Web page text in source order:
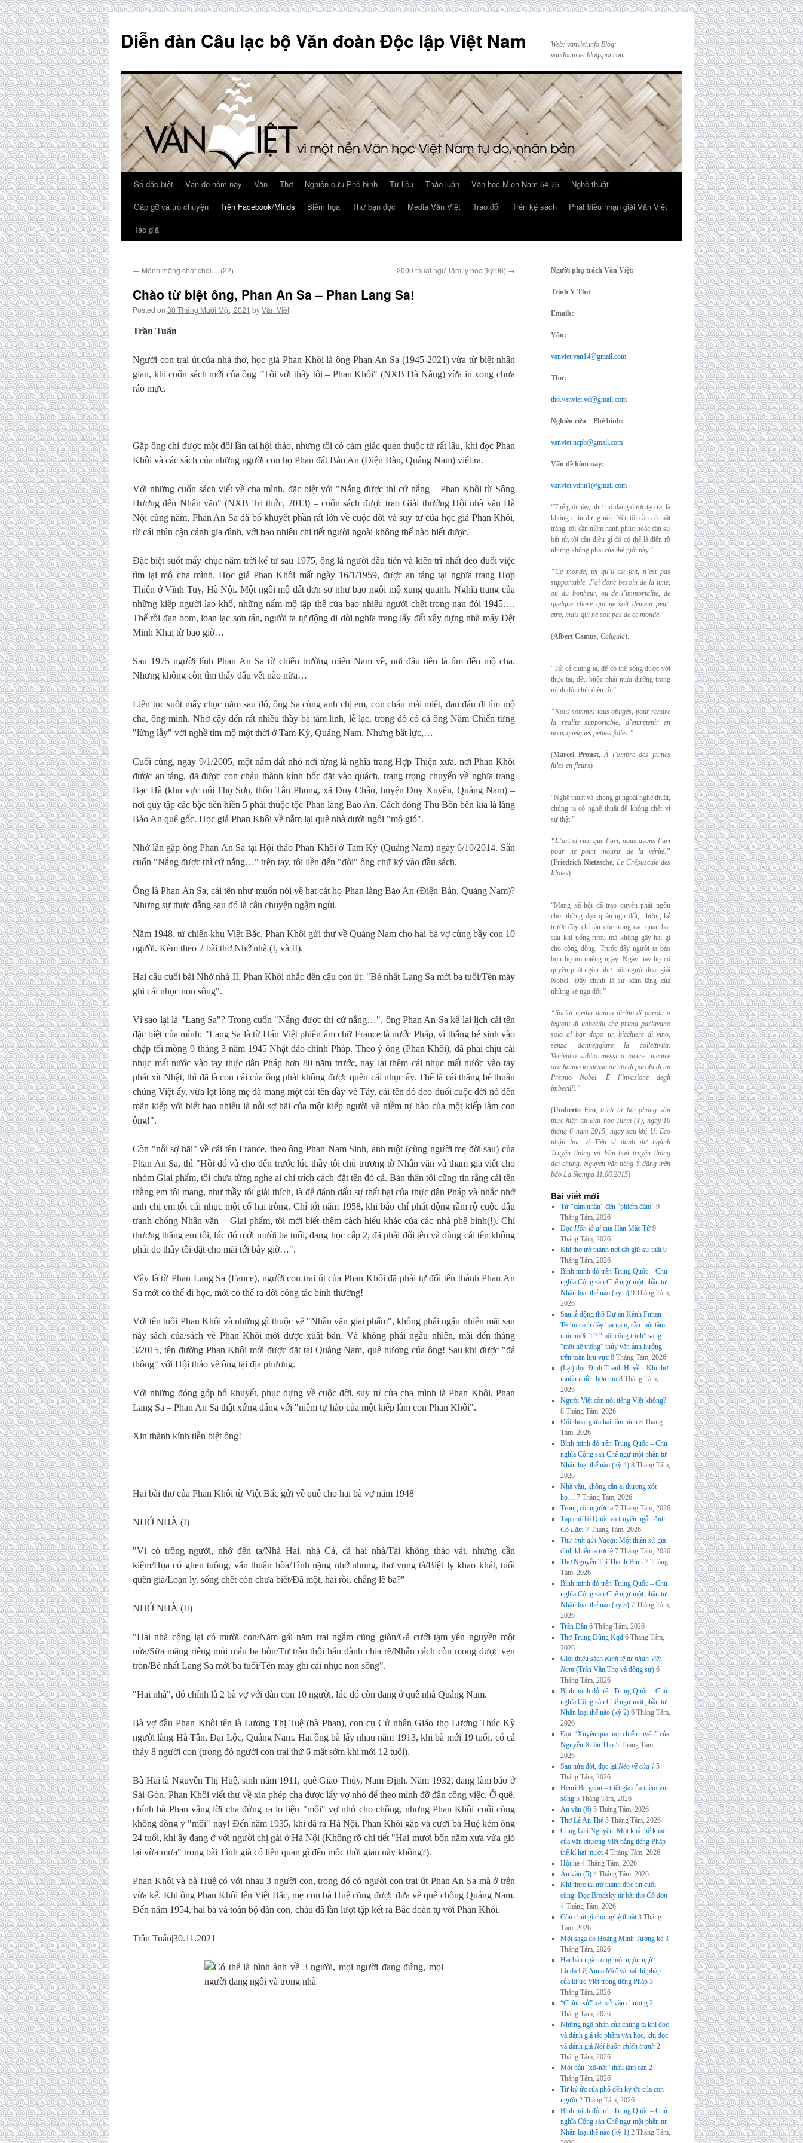
content
Diễn đàn Câu lạc bộ Văn đoàn Độc lập Việt Nam
Web: vanviet.info Blog:
vandoanviet.blogspot.com
Số đặc biệt Vấn đề hôm nay Văn Thơ Nghiên cứu Phê bình Tư liệu Thảo luận Văn học Miền Nam 54-75
Nghệ thuật
Gặp gỡ và trò chuyện
Trên Facebook/Minds Biếm họa Thư bạn đọc Media Văn Việt Trao đổi Trên kệ sách
Phát biểu nhận giải Văn Việt
Tác giả
← Mênh mông chật chội… (22) 2000 thuật ngữ Tâm lý học (kỳ 96) →
Chào từ biệt ông, Phan An Sa – Phan Lang Sa!
Posted on 30 Tháng Mười Một, 2021 byVăn Việt
Trần Tuấn
Người con trai út của nhà thơ, học giả Phan Khôi là ông Phan An Sa (1945-2021) vừa từ biệt nhân
gian, khi cuốn sách mới của ông "Tôi với thầy tôi – Phan Khôi" (NXB Đà Nẵng) vừa in xong chưa
ráo mực.
Gặp ông chỉ được một đôi lần tại hội thảo, nhưng tôi có cảm giác quen thuộc từ rất lâu, khi đọc Phan
Khôi và các sách của những người con họ Phan đất Bảo An (Điện Bàn, Quảng Nam) viết ra.
Với những cuốn sách viết về cha mình, đặc biệt với "Nắng được thì cứ nắng – Phan Khôi từ Sông
Hương đến Nhân văn" (NXB Tri thức, 2013) – cuốn sách được trao Giải thưởng Hội nhà văn Hà
Nội cùng năm, Phan An Sa đã bổ khuyết phần rất lớn về cuộc đời và suy tư của học giả Phan Khôi,
từ cái nhìn cận cảnh gia đình, với bao nhiêu chi tiết người ngoài không thể nào biết được.
Đặc biệt suốt mấy chục năm trời kể từ sau 1975, ông là người đầu tiên và kiên trì nhất đeo đuổi việc
tìm lại mộ cha mình. Học giả Phan Khôi mất ngày 16/1/1959, được an táng tại nghĩa trang Hợp
Thiện ở Vĩnh Tuy, Hà Nội. Một ngôi mộ đất đơn sơ như bao ngôi mộ xung quanh. Nghĩa trang của
những kiếp người lao khổ, những nấm mộ tập thể của bao nhiêu người chết trong nạn đói 1945….
Thế rồi đạn bom, loạn lạc sơn tán, người ta tự động di dời nghĩa trang lấy đất xây dựng nhà máy Dệt
Minh Khai từ bao giờ…
Sau 1975 người lính Phan An Sa từ chiến trường miền Nam về, nơi đầu tiên là tìm đến mộ cha.
Nhưng không còn tìm thấy dấu vết nào nữa…
Liên tục suốt mấy chục năm sau đó, ông Sa cùng anh chị em, con cháu mải miết, đau đáu đi tìm mộ
cha, ông mình. Nhờ cậy đến rất nhiều thầy bà tâm linh, lễ lạc, trong đó có cả ông Năm Chiến từng
"lừng lẫy" với nghề tìm mộ một thời ở Tam Kỳ, Quảng Nam. Nhưng bất lực,…
Cuối cùng, ngày 9/1/2005, một nắm đất nhỏ nơi từng là nghĩa trang Hợp Thiện xưa, nơi Phan Khôi
được an táng, đã được con cháu thành kính bốc đặt vào quách, trang trọng chuyển về nghĩa trang
Bạc Hà (khu vực núi Thọ Sơn, thôn Tân Phong, xã Duy Châu, huyện Duy Xuyên, Quảng Nam) –
nơi quy tập các bậc tiền hiền 5 phái thuộc tộc Phan làng Bảo An. Cách dòng Thu Bồn bên kia là làng
Bảo An quê gốc. Học giả Phan Khôi về nằm lại quê nhà dưới ngôi "mộ gió".
Nhớ lần gặp ông Phan An Sa tại Hội thảo Phan Khôi ở Tam Kỳ (Quảng Nam) ngày 6/10/2014. Sẵn
cuốn "Nắng được thì cứ nắng…" trên tay, tôi liền đến "đòi" ông chữ ký vào đầu sách.
Ông là Phan An Sa, cái tên như muốn nói về hạt cát họ Phan làng Bảo An (Điện Bàn, Quảng Nam)?
Nhưng sự thực đằng sau đó là câu chuyện ngậm ngùi.
Năm 1948, từ chiến khu Việt Bắc, Phan Khôi gửi thư về Quảng Nam cho hai bà vợ cùng bầy con 10
người. Kèm theo 2 bài thơ Nhớ nhà (I, và II).
Hai câu cuối bài Nhớ nhà II, Phan Khôi nhắc đến cậu con út: "Bé nhất Lang Sa mới ba tuổi/Tên mày
ghi cái nhục non sông".
Vì sao lại là "Lang Sa"? Trong cuốn "Nắng được thì cứ nắng…", ông Phan An Sa kể lai lịch cái tên
đặc biệt của mình: "Lang Sa là từ Hán Việt phiên âm chữ France là nước Pháp, vì thằng bé sinh vào
chập tối mồng 9 tháng 3 năm 1945 Nhật đảo chính Pháp. Theo ý ông (Phan Khôi), đã phải chịu cái
nhục mất nước vào tay thực dân Pháp hơn 80 năm trước, nay lại thêm cái nhục mất nước vào tay
phát xít Nhật, thì đã là con cái của ông phải không được quên cái nhục ấy. Thế là cái thằng bé thuần
chủng Việt ấy, vừa lọt lòng mẹ đã mang một cái tên đầy vẻ Tây, cái tên đó đeo đuổi cuộc đời nó đến
mãn kiếp với biết bao nhiêu là nỗi sợ hãi của một kiếp người và niềm tự hào của một kiếp làm con
ông!".
Còn "nỗi sợ hãi" về cái tên France, theo ông Phan Nam Sinh, anh ruột (cùng người mẹ đời sau) của
Phan An Sa, thì "Hồi đó và cho đến trước lúc thầy tôi chủ trương tờ Nhân văn và tham gia viết cho
nhóm Giai phẩm, tôi chưa từng nghe ai chỉ trích cách đặt tên đó cả. Bản thân tôi cũng tin rằng cái tên
thằng em tôi mang, như thầy tôi giải thích, là để đánh dấu sự thất bại của thực dân Pháp và nhắc nhở
anh chị em tôi cái nhục một cổ hai tròng. Chỉ tới năm 1958, khi báo chí phát động rầm rộ cuộc đấu
tranh chống Nhân văn – Giai phẩm, tôi mới biết thêm cách hiểu khác của các nhà phê bình(!). Chỉ
thương thằng em tôi, lúc đó mới mười ba tuổi, đang học cấp 2, đã phải đổi tên và dùng cái tên không
phải do thầy tôi đặt cho mãi tới bây giờ…".
Vậy là từ Phan Lang Sa (Fance), người con trai út của Phan Khôi đã phải tự đổi tên thành Phan An
Sa mới có thể đi học, mới có thể ra đời công tác bình thường!
Với tên tuổi Phan Khôi và những gì thuộc về "Nhân văn giai phẩm", không phải ngẫu nhiên mãi sau
này sách của/sách về Phan Khôi mới được xuất bản. Và không phải ngẫu nhiên, mãi đến tháng
3/2015, tên đường Phan Khôi mới được đặt tại Quảng Nam, quê hương của ông! Sau khi được "đả
thông" với Hội thảo về ông tại địa phương.
Với những đóng góp bổ khuyết, phục dựng về cuộc đời, suy tư của cha mình là Phan Khôi, Phan
Lang Sa – Phan An Sa thật xứng đáng với "niềm tự hào của một kiếp làm con Phan Khôi".
Xin thành kính tiễn biệt ông!
Hai bài thơ của Phan Khôi từ Việt Bắc gửi về quê cho hai bà vợ năm 1948
NHỚ NHÀ (I)
"Vì có trông người, nhớ đến ta/Nhà Hai, nhà Cả, cả hai nhà/Tài không tháo vát, nhưng cần
kiệm/Họa có ghen tuông, vẫn thuận hòa/Tình nặng nhớ nhung, thơ vụng tả/Biệt ly khao khát, tuổi
quên già/Loạn ly, sống chết còn chưa biết/Đã một, hai rồi, chẳng lẽ ba?"
NHỚ NHÀ (II)
"Hai nhà cộng lại có mười con/Năm gái năm trai ngắm cũng giòn/Gả cưới tạm yên nguyền một
nửa/Sữa măng riêng mủi máu ba hòn/Tư trào thôi hẳn đành chia rẽ/Nhân cách còn mong được vẹn
tròn/Bé nhất Lang Sa mới ba tuổi/Tên mày ghi cái nhục non sông".
"Hai nhà", đó chính là 2 bà vợ với đàn con 10 người, lúc đó còn đang ở quê nhà Quảng Nam.
Bà vợ đầu Phan Khôi tên là Lương Thị Tuệ (bà Phan), con cụ Cử nhân Giáo thọ Lương Thúc Kỳ
người làng Hà Tân, Đại Lộc, Quảng Nam. Hai ông bà lấy nhau năm 1913, khi bà mới 19 tuổi, có cả
thảy 8 người con (trong đó người con trai thứ 6 mất sớm khi mới 12 tuổi).
Bà Hai là Nguyễn Thị Huệ, sinh năm 1911, quê Giao Thủy, Nam Định. Năm 1932, đang làm báo ở
Sài Gòn, Phan Khôi viết thư về xin phép cha được lấy vợ nhỏ để theo mình đỡ đần công việc. Ở quê,
chính bà Phan vâng lời cha đứng ra lo liệu "mối" vợ nhỏ cho chồng, nhưng Phan Khôi cuối cùng
không đồng ý "mối" này! Đến năm 1935, khi đã ra Hà Nội, Phan Khôi gặp và cưới bà Huệ kém ông
24 tuổi, khi ấy đang ở với người chị gái ở Hà Nội (Không rõ chi tiết "Hai mươi bốn năm xưa vừa gió
lại vừa mưa" trong bài Tình già có liên quan gì đến mốc thời gian này không?).
Phan Khôi và bà Huệ có với nhau 3 người con, trong đó có người con trai út Phan An Sa mà ở trên
vừa kể. Khi ông Phan Khôi lên Việt Bắc, mẹ con bà Huệ cũng được đưa về quê chồng Quảng Nam.
Đến năm 1954, hai bà và toàn bộ đàn con, cháu đã lần lượt tập kết ra Bắc đoàn tụ với Phan Khôi.
Trần Tuấn|30.11.2021
Người phụ trách Văn Việt:
Trịnh Y Thư
Emails:
Văn:
vanviet.van14@gmail.com
Thơ:
tho.vanviet.vd@gmail.com
Nghiên cứu – Phê bình:
vanviet.ncpb@gmail.com
Vấn đề hôm nay:
vanviet.vdhn1@gmail.com
“Thế giới này, như nó đang được tạo ra, là
không chịu đựng nổi. Nên tôi cần có mặt
trăng, tôi cần niềm hạnh phúc hoặc cần sự
bất tử, tôi cần điều gì đó có thể là điên rồ
nhưng không phải của thế giới này.”
“Ce monde, tel qu’il est fait, n’est pas
supportable. J’ai donc besoin de la lune,
ou du bonheur, ou de l’immortalité, de
quelque chose qui ne soit dement peut-
etre, mais qui ne soit pas de ce monde.”
(Albert Camus, Caligula).
.
“Tất cả chúng ta, để có thể sống được với
thực tại, đều buộc phải nuôi dưỡng trong
mình đôi chút điên rồ.”
“Nous sommes tous obligés, pour rendre
la realite supportable, d’entretenir en
nous quelques petites folies.”
(Marcel Proust,À l’ombre des jeunes
filles en fleurs)
.
“Nghệ thuật và không gì ngoài nghệ thuật,
chúng ta có nghệ thuật để không chết vì
sự thật.”
“L’art et rien que l’art, nous avons l’art
pour ne point mourir de la vérité.”
(Friedrich Nietzsche, Le Crépuscule des
Idoles)
.
“Mạng xã hội đã trao quyền phát ngôn
cho những đạo quân ngu dốt, những kẻ
trước đây chỉ tán dóc trong các quán bar
sau khi uống rượu mà không gây hại gì
cho cộng đồng. Trước đây người ta bảo
bọn họ im miệng ngay. Ngày nay họ có
quyền phát ngôn như một người đoạt giải
Nobel. Đây chính là sự xâm lăng của
những kẻ ngu dốt.”
“Social media danno diritto di parola a
legioni di imbecilli che prima parlavano
solo albar dopo un bicchiere di vino,
senza danneggiare la collettività.
Venivano subito messi a tacere, mentre
ora hanno lo stesso diritto di parola di un
Premio Nobel. È l’invasione degli
imbecilli.”
(Umberto Eco,trích từ bài phỏng vấn
thực hiện tại Đại học Turin (Ý), ngày 10
tháng 6 năm 2015, ngay sau khi U. Eco
nhận học vị Tiến sĩ danh dự ngành
Truyền thông và Văn hoá truyền thông
đại chúng. Nguyên văn tiếng Ý đăng trên
báo La Stampa 11.06.2015)
Bài viết mới
Từ “cảm nhận” đến “phiếm đàm” 9
Tháng Tám, 2026
Đọc Hồn là aicủa Hàn Mặc Tử 9
Tháng Tám, 2026
Khi thơ trở thành nơi cất giữ sự thật 9
Tháng Tám, 2026
Bình minh đỏ trên Trung Quốc – Chủ
nghĩa Cộng sản Chế ngự một phần tư
Nhân loại thế nào (kỳ 5) 9 Tháng Tám,
2026
Sau lễ động thổ Dự án Kênh Funan
Techo cách đây hai năm, cần một tầm
nhìn mới: Từ “một công trình” sang
“một hệ thống” thủy văn ảnh hưởng
trên toàn lưu vực 8 Tháng Tám, 2026
(Lại) đọc Đinh Thanh Huyền: Khi thơ
muốn nhiều hơn thơ 8 Tháng Tám,
2026
Người Việt còn nói tiếng Việt không?
8 Tháng Tám, 2026
Đối thoại giữa hai tấm hình 8 Tháng
Tám, 2026
Bình minh đỏ trên Trung Quốc – Chủ
nghĩa Cộng sản Chế ngự một phần tư
Nhân loại thế nào (kỳ 4) 8 Tháng Tám,
2026
Nhà văn, không cần ai thương xót
họ… 7 Tháng Tám, 2026
Trong cõi người ta 7 Tháng Tám, 2026
Tạp chí Tổ Quốc và truyện ngắnAnh
Cò Lấm 7 Tháng Tám, 2026
Thư tình gửi Ngoại: Một thiên sử gia
đình khiến ta rơi lệ 7 Tháng Tám, 2026
Thơ Nguyễn Thị Thanh Bình 7 Tháng
Tám, 2026
Bình minh đỏ trên Trung Quốc – Chủ
nghĩa Cộng sản Chế ngự một phần tư
Nhân loại thế nào (kỳ 3) 7 Tháng Tám,
2026
Trần Dần 6 Tháng Tám, 2026
Thơ Trung Dũng Kqđ 6 Tháng Tám,
2026
Giới thiệu sách Kinh tế tư nhân Việt
Nam (Trần Văn Thọ và đồng sự) 6
Tháng Tám, 2026
Bình minh đỏ trên Trung Quốc – Chủ
nghĩa Cộng sản Chế ngự một phần tư
Nhân loại thế nào (kỳ 2) 6 Tháng Tám,
2026
Đọc “Xuyên qua mọi chiến tuyến” của
Nguyễn Xuân Thọ 5 Tháng Tám,
2026
Sau nửa đời, đọc lại Nẻo về của ý 5
Tháng Tám, 2026
Henri Bergson – triết gia của niềm vui
sống 5 Tháng Tám, 2026
Án văn (6) 5 Tháng Tám, 2026
Thơ Lê An Thế 5 Tháng Tám, 2026
Cung Giũ Nguyên: Một khả thể khác
của văn chương Việt bằng tiếng Pháp
thế kỉ hai mươi 4 Tháng Tám, 2026
Hội hè 4 Tháng Tám, 2026
Án văn (5) 4 Tháng Tám, 2026
Khi thực tại trở thành đức tin cuối
cùng: Đọc Brodsky từ bài thơCô đơn
4 Tháng Tám, 2026
Còn chút gì cho nghệ thuật 3 Tháng
Tám, 2026
Một saga do Hoàng Minh Tường kể 3
Tháng Tám, 2026
Hai bản ngã trong một ngôn ngữ –
Linda Lê, Anna Moï và hai thi pháp
của kí ức Việt trong tiếng Pháp 3
Tháng Tám, 2026
“Chính sử” xét xử văn chương 2
Tháng Tám, 2026
Những ngộ nhận của chúng ta khi đọc
và đánh giá tác phẩm văn học, khi đọc
và đánh giá Nỗi buồn chiến tranh 2
Tháng Tám, 2026
Một bản “xô-nát” thấu tâm can 2
Tháng Tám, 2026
Từ ký ức của phố đến ký ức của con
người 2 Tháng Tám, 2026
Bình minh đỏ trên Trung Quốc – Chủ
nghĩa Cộng sản Chế ngự một phần tư
Nhân loại thế nào (kỳ 1) 2 Tháng Tám,